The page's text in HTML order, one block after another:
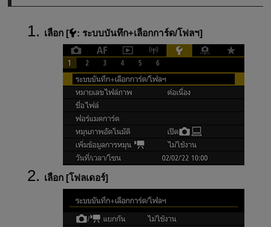
เลือก [ : ระบบบันทึก+เลือกการ์ด/โฟลฯ]
เลือก [โฟลเดอร์]